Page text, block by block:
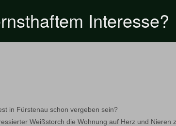
Interesse?
in Fürstenau schon vergeben sein?
Weißstorch die Wohnung auf Herz und Nieren